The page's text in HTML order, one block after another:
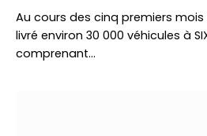
Au cours des cinq premiers mois
livré environ 30 000 véhicules à
comprenant…